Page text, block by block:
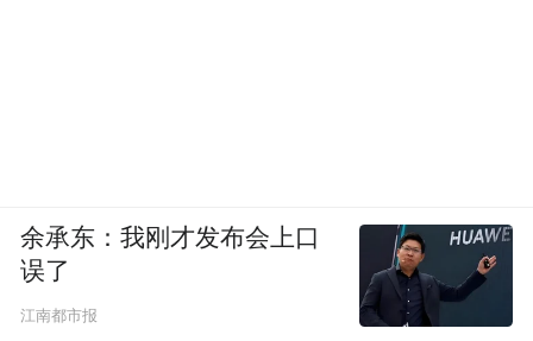
余承东：我刚才发布会上口
误了
江南都市报